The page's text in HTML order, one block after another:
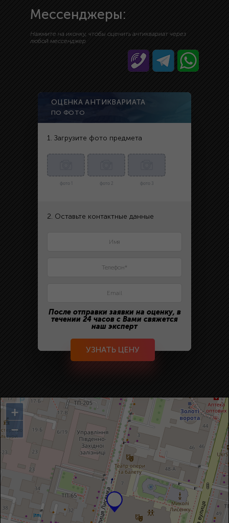
Мессенджеры:
Нажмите на иконку, чтобы оценить антиквариат через
любой мессенджер
ОЦЕНКА АНТИКВАРИАТА
ПО ФОТО
1. Загрузите фото предмета
фото 1 фото 2 фото 3
2. Оставьте контактные данные
После отправки заявки на оценку, в
течении 24 часов с Вами свяжется
наш эксперт
УЗНАТЬ ЦЕНУ
+
−